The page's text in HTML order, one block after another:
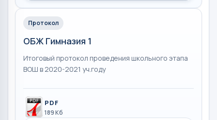
Протокол
ОБЖ Гимназия 1
Итоговый протокол проведения школьного этапа
ВОШ в 2020-2021 уч.году
PDF
189 Кб